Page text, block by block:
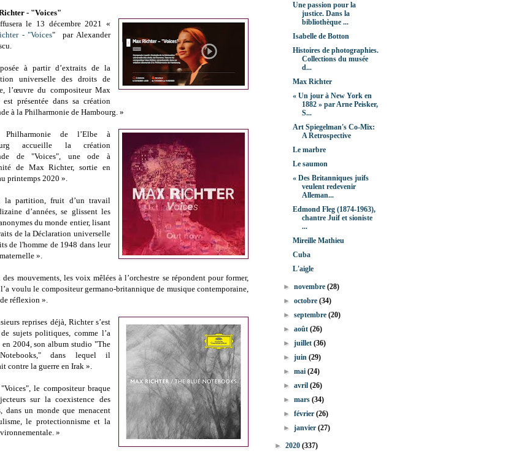
- "Voices"
le 13 décembre 2021 «
- "Voices" par Alexander
à partir d’extraits de la
universelle des droits de
l’œuvre du compositeur Max
est présentée dans sa création
à la Philharmonie de Hambourg. »
de l’Elbe à
accueille la création
de "Voices", une ode à
de Max Richter, sortie en
printemps 2020 ».
la partition, fruit d’un travail
d’années, se glissent les
du monde entier, lisant
de la Déclaration universelle
de l'homme de 1948 dans leur
».
mouvements, les voix mêlées à l’orchestre se répondent pour former,
voulu le compositeur germano-britannique de musique contemporaine,
réflexion ».
reprises déjà, Richter s’est
sujets politiques, comme l’a
2004, son album studio "The
dans lequel il
contre la guerre en Irak ».
le compositeur braque
sur la coexistence des
dans un monde que menacent
le protectionnisme et la
»
Une passion pour la
justice. Dans la
bibliothèque ...
Isabelle de Botton
Histoires de photographies.
Collections du musée
d...
Max Richter
« Un jour à New York en
1882 » par Arne Peisker,
S...
Art Spiegelman's Co-Mix:
A Retrospective
Le marbre
Le saumon
« Des Britanniques juifs
veulent redevenir
Alleman...
Edmond Fleg (1874-1963),
chantre Juif et sioniste
...
Mireille Mathieu
Cuba
L'aigle
►novembre(28)
►octobre(34)
►septembre(20)
►août(26)
►juillet(36)
►juin(29)
►mai(24)
►avril(26)
►mars(34)
►février(26)
►janvier(27)
► 2020 (337)